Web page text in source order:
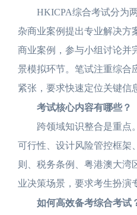
HKICPA综合考试分为两
杂商业案例提出专业解决方
商业案例，参与小组讨论并
景模拟环节。笔试注重综合
紧张，要求快速定位关键信
考试核心内容有哪些？
跨领域知识整合是重点。
可行性、设计风险管控框架
则、税务条例、粤港澳大湾
业决策场景，要求考生扮演
如何高效备考综合考试